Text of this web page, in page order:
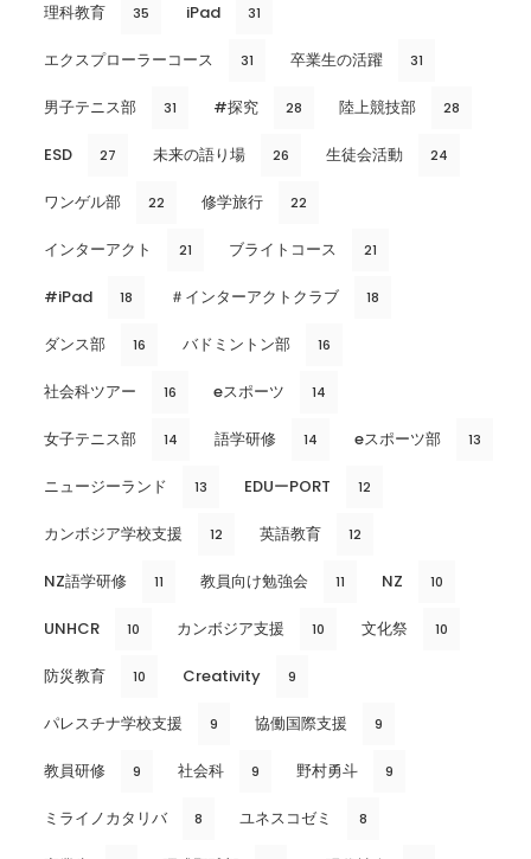
理科教育 35 iPad 31
エクスプローラーコース 31 卒業生の活躍 31
男子テニス部 31 #探究 28 陸上競技部 28
ESD 27 未来の語り場 26 生徒会活動 24
ワンゲル部 22 修学旅行 22
インターアクト 21 ブライトコース 21
#iPad 18 ＃インターアクトクラブ 18
ダンス部 16 バドミントン部 16
社会科ツアー 16 eスポーツ 14
女子テニス部 14 語学研修 14 eスポーツ部 13
ニュージーランド 13 EDUーPORT 12
カンボジア学校支援 12 英語教育 12
NZ語学研修 11 教員向け勉強会 11 NZ 10
UNHCR 10 カンボジア支援 10 文化祭 10
防災教育 10 Creativity 9
パレスチナ学校支援 9 協働国際支援 9
教員研修 9 社会科 9 野村勇斗 9
ミライノカタリバ 8 ユネスコゼミ 8